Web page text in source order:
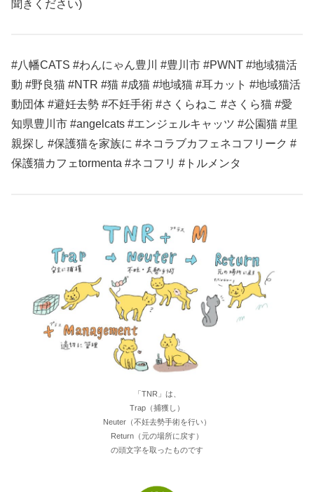
聞きください)
#八幡CATS #わんにゃん豊川 #豊川市 #PWNT #地域猫活
動 #野良猫 #NTR #猫 #成猫 #地域猫 #耳カット #地域猫活
動団体 #避妊去勢 #不妊手術 #さくらねこ #さくら猫 #愛
知県豊川市 #angelcats #エンジェルキャッツ #公園猫 #里
親探し #保護猫を家族に #ネコラブカフェネコフリーク #
保護猫カフェtormenta #ネコフリ #トルメンタ
「TNR」は、
Trap（捕獲し）
Neuter（不妊去勢手術を行い）
Return（元の場所に戻す）
の頭文字を取ったものです